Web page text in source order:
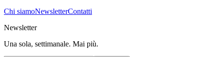
Chi siamoNewsletterContatti
Newsletter
Una sola, settimanale. Mai più.